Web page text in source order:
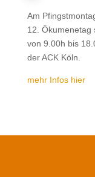
Am
12. Ökumenetag
von 9.00h bis
der ACK Köln.
mehr Infos hier